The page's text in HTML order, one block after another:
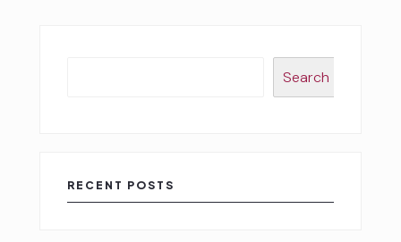
Search
RECENT POSTS